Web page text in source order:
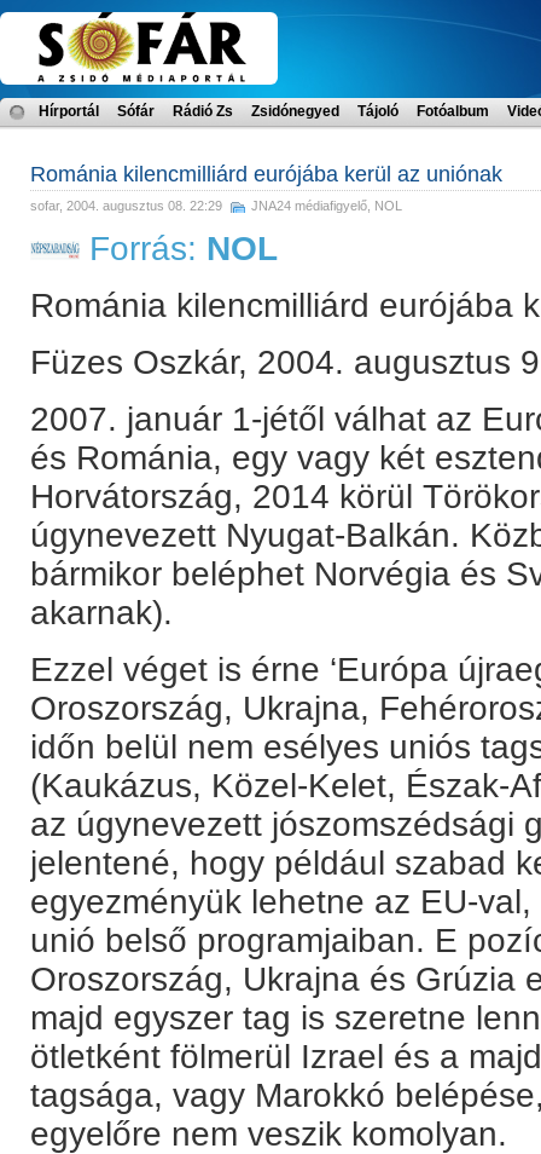
Hírportál Sófár Rádió Zs Zsidónegyed Tájoló Fotóalbum
Románia kilencmilliárd eurójába kerül az uniónak
sofar, 2004. augusztus 08. 22:29 JNA24 médiafigyelő NOL
Forrás: NOL
Románia kilencmilliárd eurójába
Füzes Oszkár, 2004. augusztus
2007. január 1-jétől válhat az
és Románia, egy vagy két
Horvátország, 2014 körül
úgynevezett Nyugat-Balkán.
bármikor beléphet Norvégia és
akarnak).
Ezzel véget is érne ‘Európa
Oroszország, Ukrajna,
időn belül nem esélyes uniós
(Kaukázus, Közel-Kelet, Észak-
az úgynevezett jószomszédsági
jelentené, hogy például szabad
egyezményük lehetne az EU-
unió belső programjaiban. E
Oroszország, Ukrajna és Grúzia
majd egyszer tag is szeretne
ötletként fölmerül Izrael és a
tagsága, vagy Marokkó
egyelőre nem veszik komolyan.